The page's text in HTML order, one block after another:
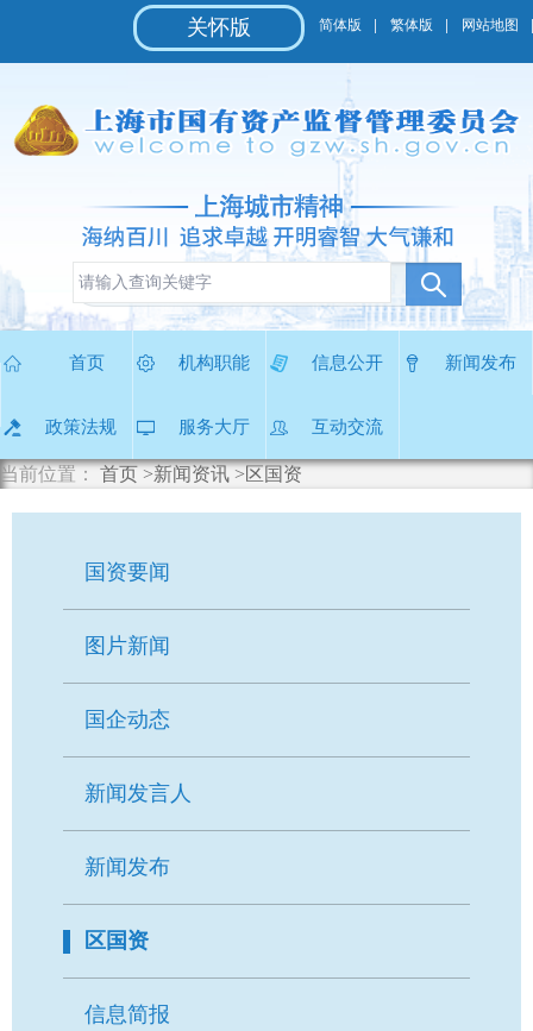
作
说
到
站
导
跳
转
网站地图
繁体版
简体版
关怀版
首页 机构职能 信息公开 新闻发布
政策法规 服务大厅 互动交流
当前位置： 首页 >新闻资讯 >区国资
国资要闻
图片新闻
国企动态
新闻发言人
新闻发布
区国资
信息简报